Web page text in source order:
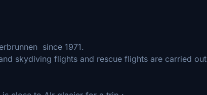
since 1971.
skydiving flights and rescue flights are carried out